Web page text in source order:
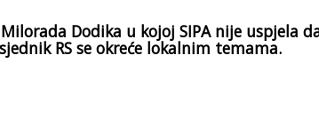
Dodika u kojoj SIPA nije uspjela
RS se okreće lokalnim temama.